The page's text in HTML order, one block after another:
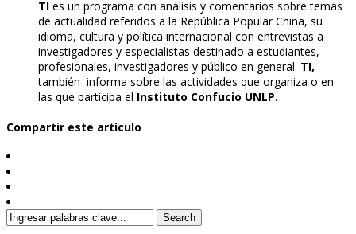
TI es un programa con análisis y comentarios sobre temas
de actualidad referidos a la República Popular China, su
idioma, cultura y política internacional con entrevistas a
investigadores y especialistas destinado a estudiantes,
profesionales, investigadores y público en general. TI,
también informa sobre las actividades que organiza o en
las que participa el Instituto Confucio UNLP.
Compartir este artículo
Search